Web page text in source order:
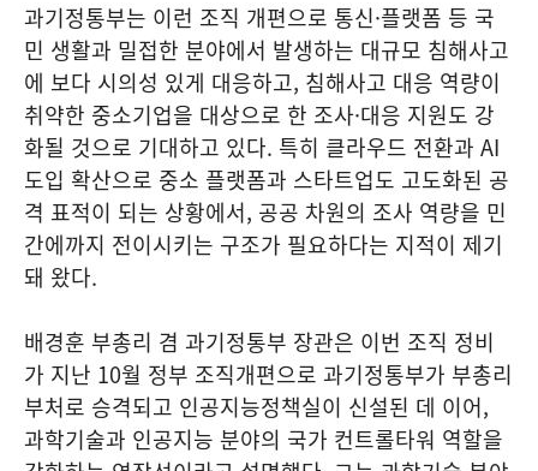
과기정통부는 이런 조직 개편으로 통신·플랫폼 등 국
민 생활과 밀접한 분야에서 발생하는 대규모 침해사고
에 보다 시의성 있게 대응하고, 침해사고 대응 역량이
취약한 중소기업을 대상으로 한 조사·대응 지원도 강
화될 것으로 기대하고 있다. 특히 클라우드 전환과 AI
도입 확산으로 중소 플랫폼과 스타트업도 고도화된 공
격 표적이 되는 상황에서, 공공 차원의 조사 역량을 민
간에까지 전이시키는 구조가 필요하다는 지적이 제기
돼 왔다.
배경훈 부총리 겸 과기정통부 장관은 이번 조직 정비
가 지난 10월 정부 조직개편으로 과기정통부가 부총리
부처로 승격되고 인공지능정책실이 신설된 데 이어,
과학기술과 인공지능 분야의 국가 컨트롤타워 역할을